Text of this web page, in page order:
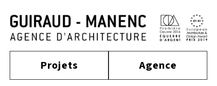
Projets Agence